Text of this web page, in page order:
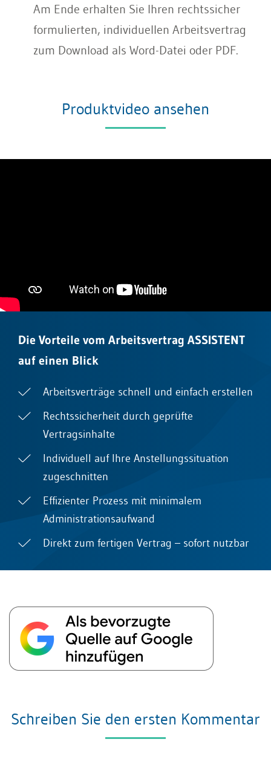
Am Ende erhalten Sie Ihren rechtssicher
formulierten, individuellen Arbeitsvertrag
zum Download als Word-Datei oder PDF.
Produktvideo ansehen
Die Vorteile vom Arbeitsvertrag ASSISTENT
auf einen Blick
Arbeitsverträge schnell und einfach erstellen
Rechtssicherheit durch geprüfte
Vertragsinhalte
Individuell auf Ihre Anstellungssituation
zugeschnitten
Effizienter Prozess mit minimalem
Administrationsaufwand
Direkt zum fertigen Vertrag – sofort nutzbar
Schreiben Sie den ersten Kommentar